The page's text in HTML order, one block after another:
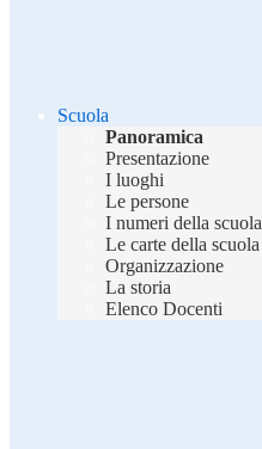
Scuola
Panoramica
Presentazione
I luoghi
Le persone
I numeri della scuola
Le carte della scuola
Organizzazione
La storia
Elenco Docenti